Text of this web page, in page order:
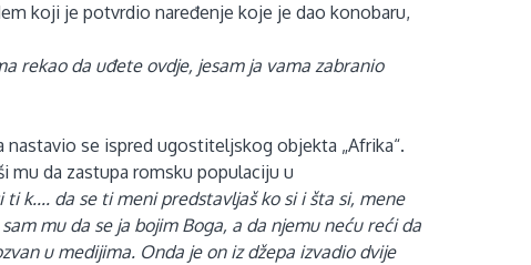
koji je potvrdio naređenje koje je dao konobaru,
rekao da uđete ovdje, jesam ja vama zabranio
se ispred ugostiteljskog objekta „Afrika“.
mu da zastupa romsku populaciju u
k.... da se ti meni predstavljaš ko si i šta si, mene
mu da se ja bojim Boga, a da njemu neću reći da
u medijima. Onda je on iz džepa izvadio dvije